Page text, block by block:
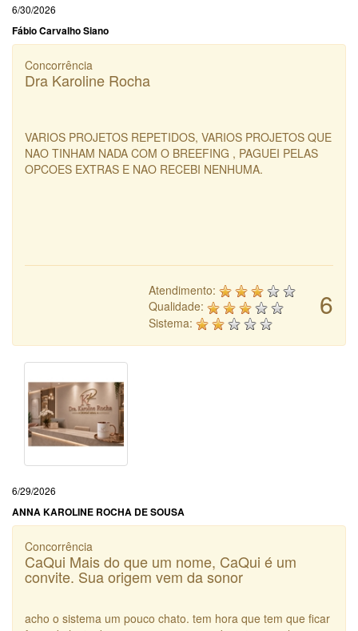
6/30/2026
Fábio Carvalho Siano
Concorrência
Dra Karoline Rocha
VARIOS PROJETOS REPETIDOS, VARIOS PROJETOS QUE
NAO TINHAM NADA COM O BREEFING , PAGUEI PELAS
OPCOES EXTRAS E NAO RECEBI NENHUMA.
6
Atendimento:
Qualidade:
Sistema:
6/29/2026
ANNA KAROLINE ROCHA DE SOUSA
Concorrência
CaQui Mais do que um nome, CaQui é um
convite. Sua origem vem da sonor
acho o sistema um pouco chato. tem hora que tem que ficar